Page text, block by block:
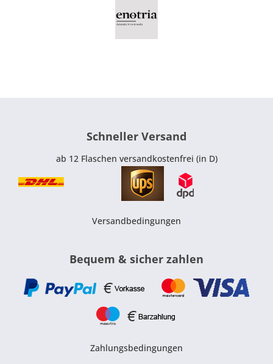
Schneller Versand
ab 12 Flaschen versandkostenfrei (in D)
Versandbedingungen
Bequem & sicher zahlen
Zahlungsbedingungen